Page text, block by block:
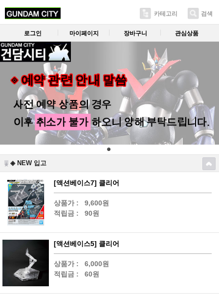
카테고리 검색
로그인 마이페이지 장바구니 관심상품
◈ NEW 입고
[액션베이스7] 클리어
상품가 :
9,600원
적립금 :
90원
[액션베이스5] 클리어
상품가 :
6,000원
적립금 :
60원